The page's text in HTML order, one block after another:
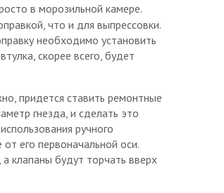
в морозильной камере.
что и для выпрессовки.
необходимо установить
скорее всего, будет
придется ставить ремонтные
гнезда, и сделать это
ручного
его первоначальной оси.
клапаны будут торчать вверх